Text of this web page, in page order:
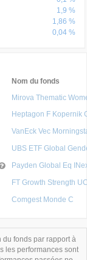
1,9 %
1,86 %
0,04 %
Nom du fonds
Mirova Thematic
Heptagon F Kopernik
VanEck Vec
UBS ETF Global
Payden Global Eq
FT Growth Strength
Comgest Monde C
du fonds par rapport à
les performances sont